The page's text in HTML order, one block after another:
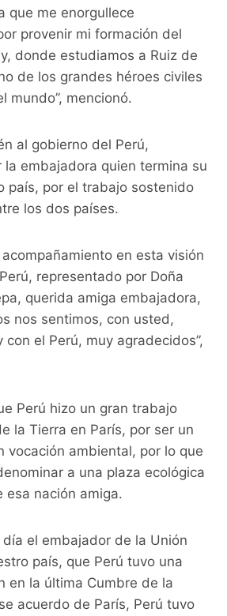
que me enorgullece
provenir mi formación del
donde estudiamos a Ruiz de
de los grandes héroes civiles
mundo”, mencionó.
al gobierno del Perú,
la embajadora quien termina su
país, por el trabajo sostenido
los dos países.
en esta visión
representado por Doña
querida amiga embajadora,
nos sentimos, con usted,
el Perú, muy agradecidos”,
Perú hizo un gran trabajo
la Tierra en París, por ser un
vocación ambiental, por lo que
a una plaza ecológica
esa nación amiga.
el embajador de la Unión
país, que Perú tuvo una
en la última Cumbre de la
acuerdo de París, Perú tuvo